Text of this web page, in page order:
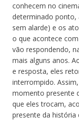
conhecem no
determinado ponto,
sem alarde) e os
o que acontece
vão respondendo,
mais alguns anos.
e resposta, eles
interrompido.
momento presente
que eles trocam,
presente da história